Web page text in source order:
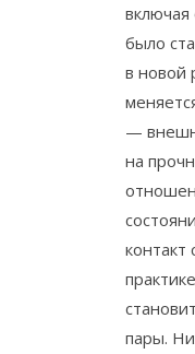
было
в новой
—
на
контакт
пары.